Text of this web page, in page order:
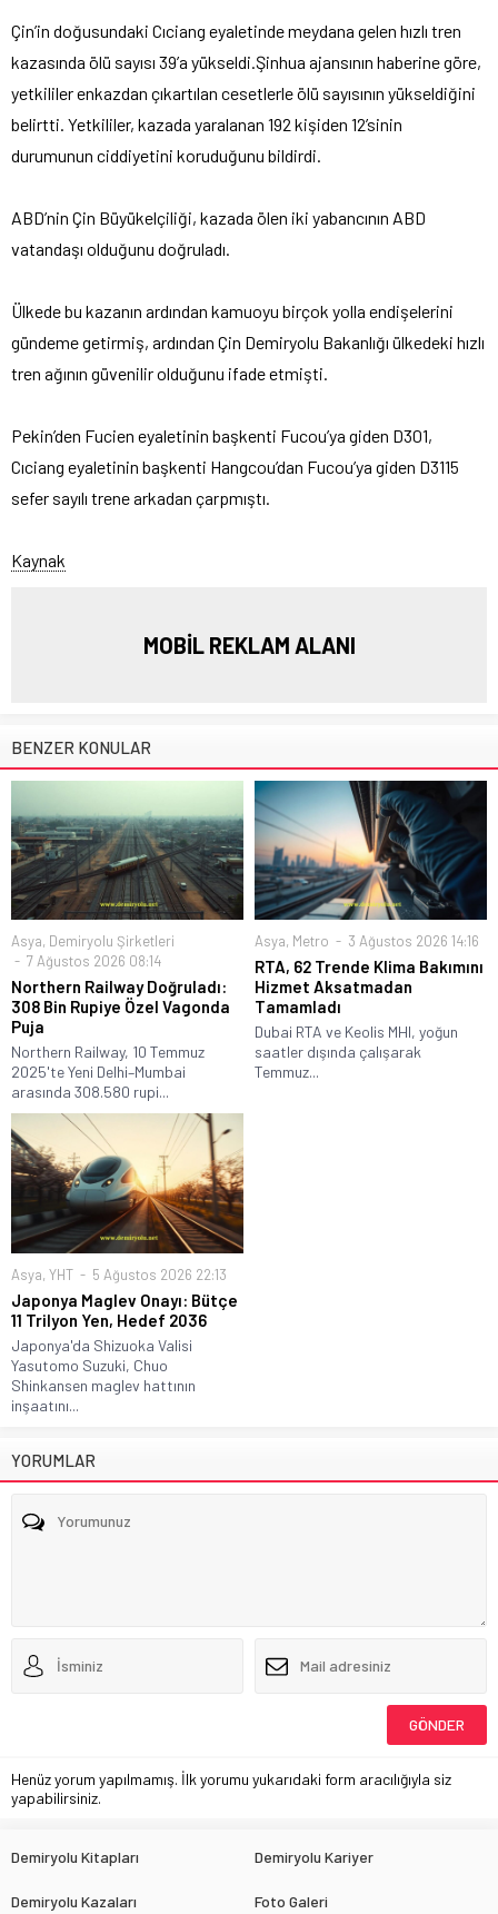
Çin’in doğusundaki Cıciang eyaletinde meydana gelen hızlı tren
kazasında ölü sayısı 39’a yükseldi. Şinhua ajansının haberine göre,
yetkililer enkazdan çıkartılan cesetlerle ölü sayısının yükseldiğini
belirtti. Yetkililer, kazada yaralanan 192 kişiden 12’sinin
durumunun ciddiyetini koruduğunu bildirdi.
ABD’nin Çin Büyükelçiliği, kazada ölen iki yabancının ABD
vatandaşı olduğunu doğruladı.
Ülkede bu kazanın ardından kamuoyu birçok yolla endişelerini
gündeme getirmiş, ardından Çin Demiryolu Bakanlığı ülkedeki hızlı
tren ağının güvenilir olduğunu ifade etmişti.
Pekin’den Fucien eyaletinin başkenti Fucou’ya giden D301,
Cıciang eyaletinin başkenti Hangcou’dan Fucou’ya giden D3115
sefer sayılı trene arkadan çarpmıştı.
Kaynak
MOBİL REKLAM ALANI
BENZER KONULAR
Asya, Demiryolu Şirketleri
7 Ağustos 2026 08:14
Northern Railway Doğruladı:
308 Bin Rupiye Özel Vagonda
Puja
Northern Railway, 10 Temmuz
2025'te Yeni Delhi–Mumbai
arasında 308.580 rupi...
Asya, Metro 3 Ağustos 2026 14:16
RTA, 62 Trende Klima Bakımını
Hizmet Aksatmadan
Tamamladı
Dubai RTA ve Keolis MHI, yoğun
saatler dışında çalışarak
Temmuz...
Asya, YHT 5 Ağustos 2026 22:13
Japonya Maglev Onayı: Bütçe
11 Trilyon Yen, Hedef 2036
Japonya'da Shizuoka Valisi
Yasutomo Suzuki, Chuo
Shinkansen maglev hattının
inşaatını...
YORUMLAR
Henüz yorum yapılmamış. İlk yorumu yukarıdaki form aracılığıyla siz
yapabilirsiniz.
Demiryolu Kitapları Demiryolu Kariyer
Demiryolu Kazaları Foto Galeri